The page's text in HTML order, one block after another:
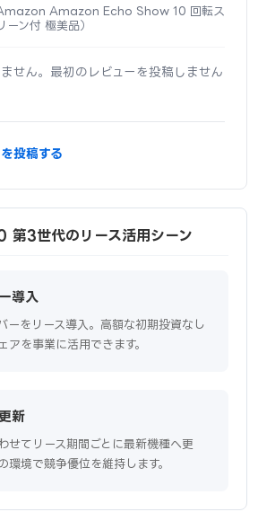
Amazon Amazon Echo Show 10 回転ス
ーン付 極美品）
せん。最初のレビューを投稿しません
投稿する
3世代のリース活用シーン
導入
ーをリース導入。高額な初期投資なし
アを事業に活用できます。
新
せてリース期間ごとに最新機種へ更
環境で競争優位を維持します。